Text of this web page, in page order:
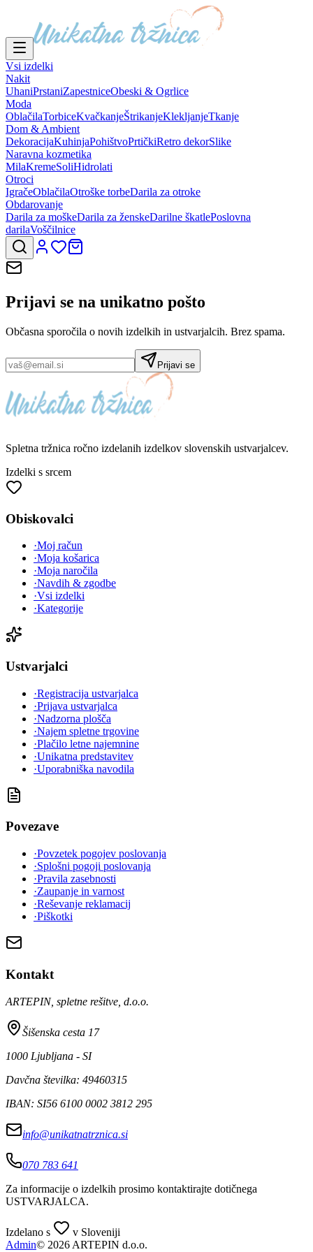
Vsi izdelki
Nakit
UhaniPrstaniZapestniceObeski & Ogrlice
Moda
OblačilaTorbiceKvačkanjeŠtrikanjeKlekljanjeTkanje
Dom & Ambient
DekoracijaKuhinjaPohištvoPrtičkiRetro dekorSlike
Naravna kozmetika
MilaKremeSoliHidrolati
Otroci
IgračeOblačilaOtroške torbeDarila za otroke
Obdarovanje
Darila za moškeDarila za ženskeDarilne škatlePoslovna
darilaVoščilnice
Prijavi se na unikatno pošto
Občasna sporočila o novih izdelkih in ustvarjalcih. Brez spama.
Prijavi se
Spletna tržnica ročno izdelanih izdelkov slovenskih ustvarjalcev.
Izdelki s srcem
Obiskovalci
·Moj račun
·Moja košarica
·Moja naročila
·Navdih & zgodbe
·Vsi izdelki
·Kategorije
Ustvarjalci
·Registracija ustvarjalca
·Prijava ustvarjalca
·Nadzorna plošča
·Najem spletne trgovine
·Plačilo letne najemnine
·Unikatna predstavitev
·Uporabniška navodila
Povezave
·Povzetek pogojev poslovanja
·Splošni pogoji poslovanja
·Pravila zasebnosti
·Zaupanje in varnost
·Reševanje reklamacij
·Piškotki
Kontakt
ARTEPIN, spletne rešitve, d.o.o.
Šišenska cesta 17
1000 Ljubljana - SI
Davčna številka: 49460315
IBAN: SI56 6100 0002 3812 295
info@unikatnatrznica.si
070 783 641
Za informacije o izdelkih prosimo kontaktirajte dotičnega
USTVARJALCA.
Izdelano s
v Sloveniji
Admin© 2026 ARTEPIN d.o.o.